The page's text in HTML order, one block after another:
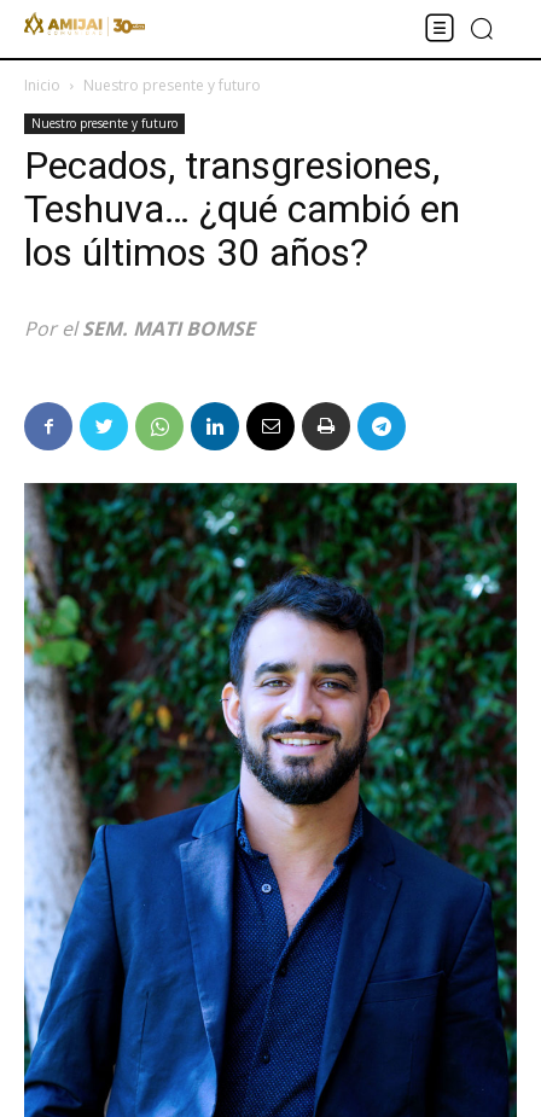
Inicio Nuestro presente y futuro
Nuestro presente y futuro
Pecados, transgresiones,
Teshuva… ¿qué cambió en
los últimos 30 años?
Por elSEM. MATI BOMSE